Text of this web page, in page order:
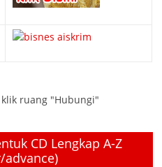
klik ruang "Hubungi"
CD Lengkap A-Z